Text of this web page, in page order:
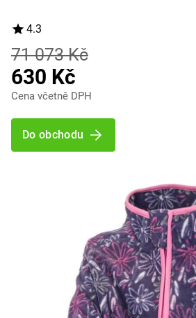
4.3
71 073 Kč
630 Kč
Cena včetně DPH
Do obchodu